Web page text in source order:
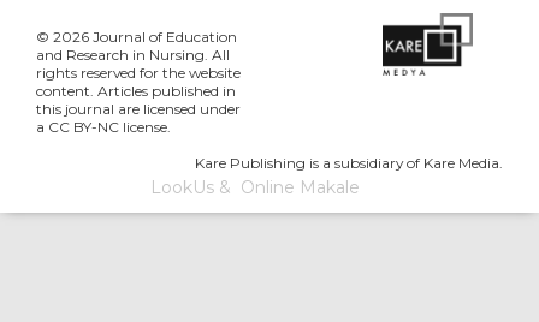
© 2026 Journal of Education
and Research in Nursing. All
rights reserved for the website
content. Articles published in
this journal are licensed under
a CC BY-NC license.
Kare Publishing is a subsidiary of Kare Media.
LookUs& Online Makale